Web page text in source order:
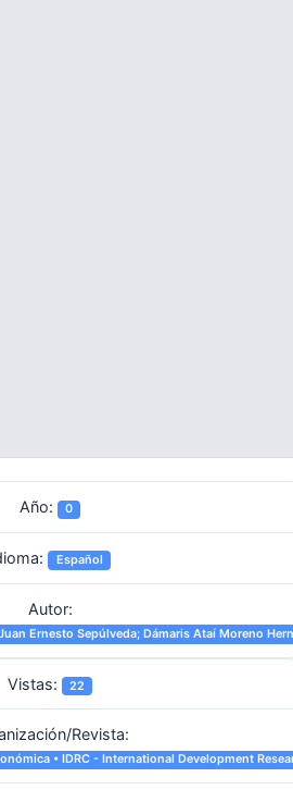
Año: 0
Español
Autor:
Ernesto Sepúlveda; Dámaris Ataí Moreno
Vistas: 22
Revista:
• IDRC - International Development